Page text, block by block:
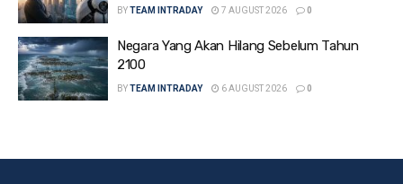
BYTEAM INTRADAY 7 AUGUST 2026 0
Negara Yang Akan Hilang Sebelum Tahun
2100
BYTEAM INTRADAY 6 AUGUST 2026 0